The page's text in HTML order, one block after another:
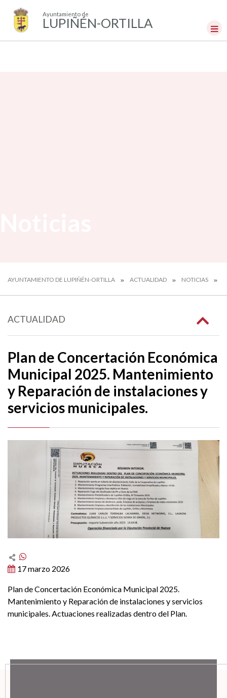
Ayuntamiento de
LUPIÑÉN-ORTILLA
AYUNTAMIENTO DE LUPIÑÉN-ORTILLA ACTUALIDAD NOTICIAS
ACTUALIDAD
Plan de Concertación Económica
Municipal 2025. Mantenimiento
y Reparación de instalaciones y
servicios municipales.
17 marzo 2026
Plan de Concertación Económica Municipal 2025.
Mantenimiento y Reparación de instalaciones y servicios
municipales. Actuaciones realizadas dentro del Plan.